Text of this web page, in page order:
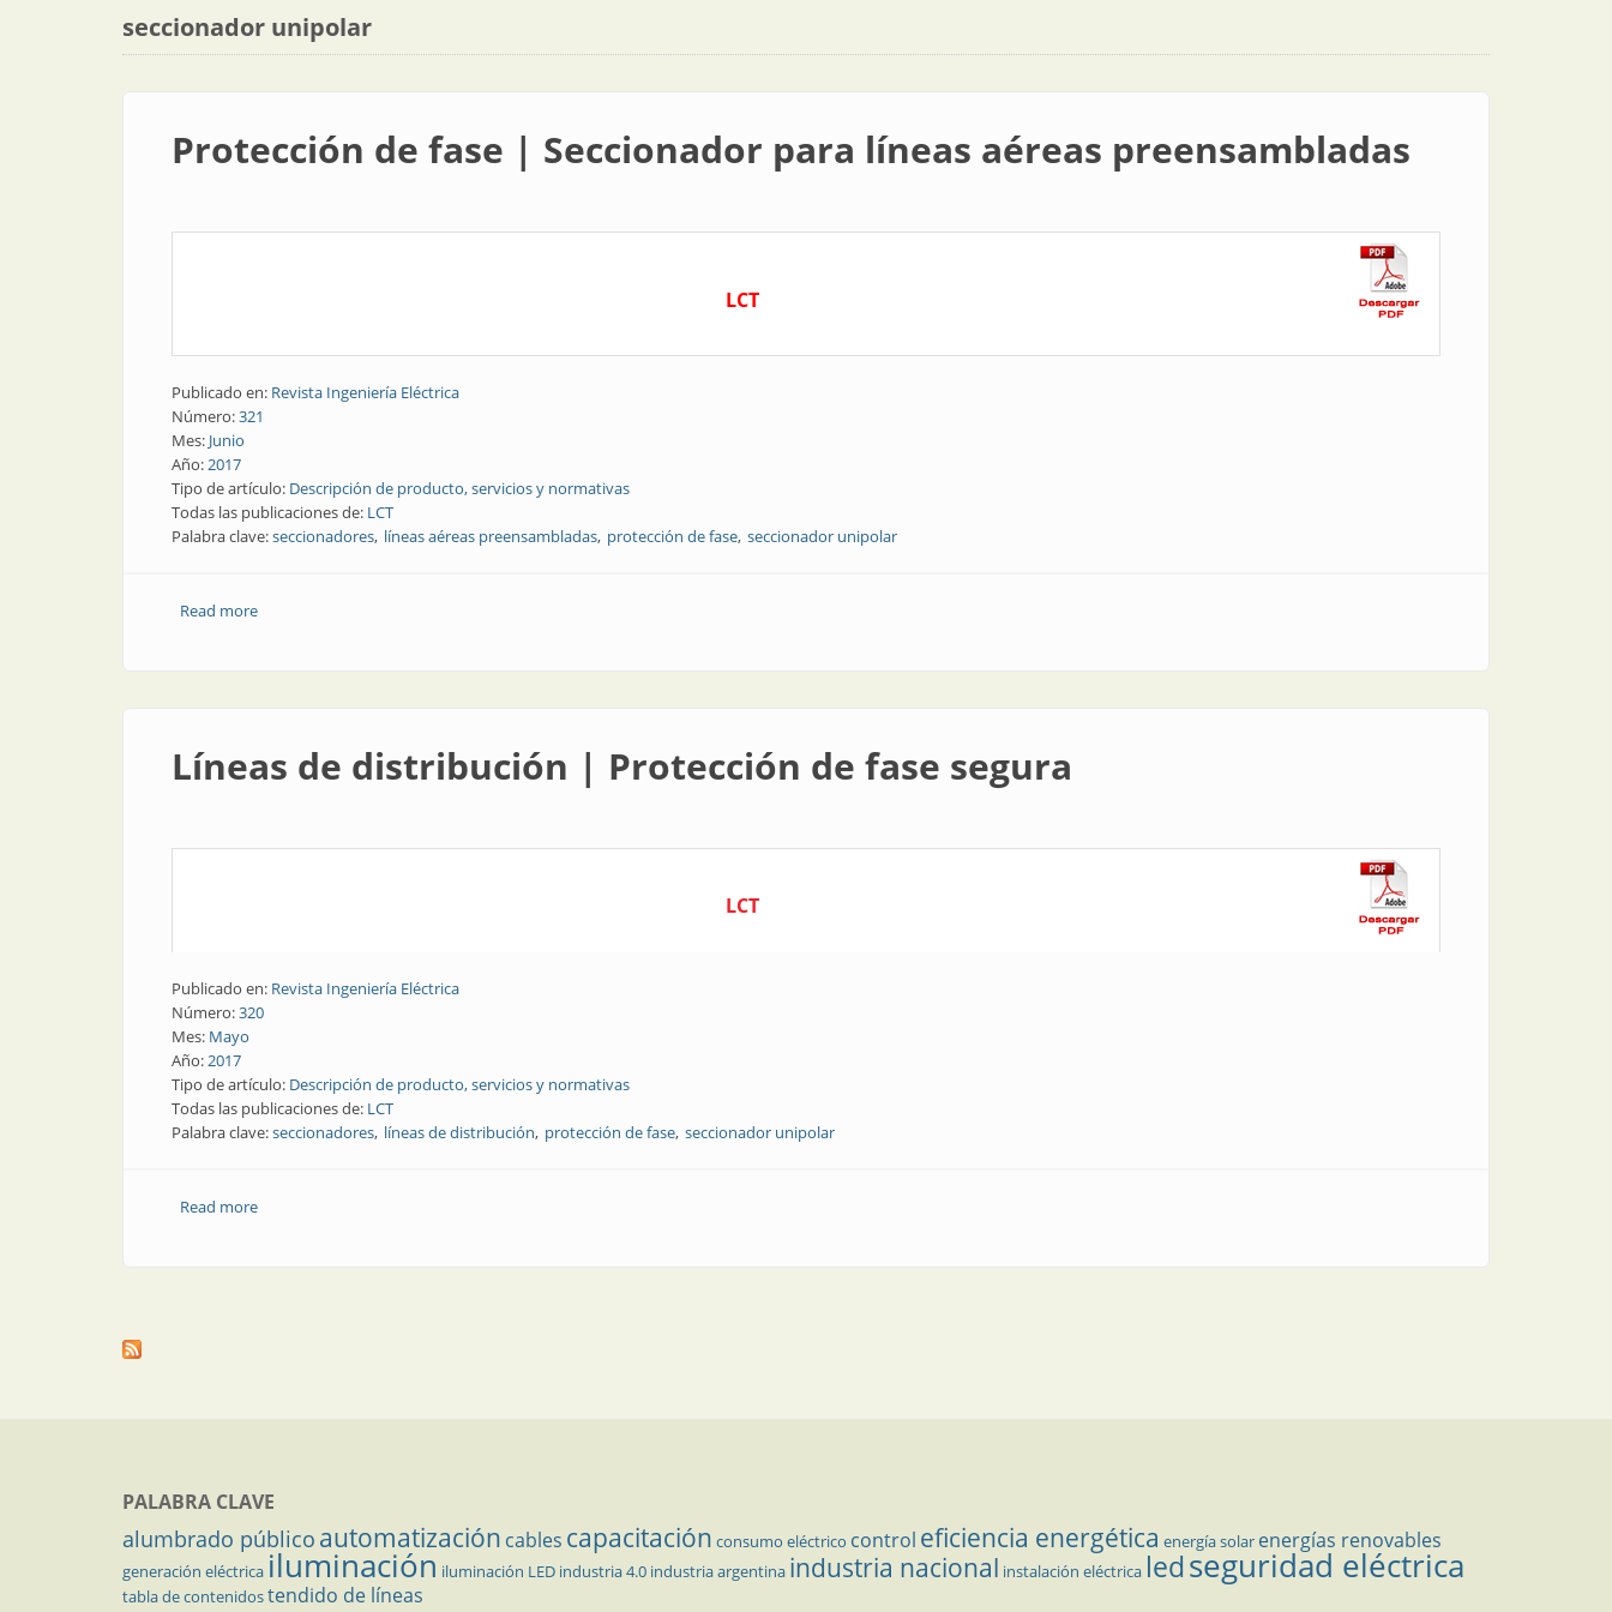
seccionador unipolar
Protección de fase | Seccionador para líneas aéreas preensambladas
LCT
Publicado en: Revista Ingeniería Eléctrica
Número:321
Mes: Junio
Año:2017
Tipo de artículo: Descripción de producto, servicios y normativas
Todas las publicaciones de: LCT
Palabra clave:seccionadores líneas aéreas preensambladas protección de fase seccionador unipolar
Read moreabout Protección de fase | Seccionador para líneas aéreas preensambladas
Líneas de distribución | Protección de fase segura
LCT
Publicado en: Revista Ingeniería Eléctrica
Número:320
Mes: Mayo
Año:2017
Tipo de artículo: Descripción de producto, servicios y normativas
Todas las publicaciones de: LCT
Palabra clave:seccionadores líneas de distribución protección de fase seccionador unipolar
Read moreabout Líneas de distribución | Protección de fase segura
PALABRA CLAVE
alumbrado público automatización cables capacitación consumo eléctrico control eficiencia energética energía solar energías renovables
generación eléctrica iluminación iluminación LED industria 4.0 industria argentina industria nacional instalación eléctrica ledseguridad eléctrica
tabla de contenidostendido de líneas